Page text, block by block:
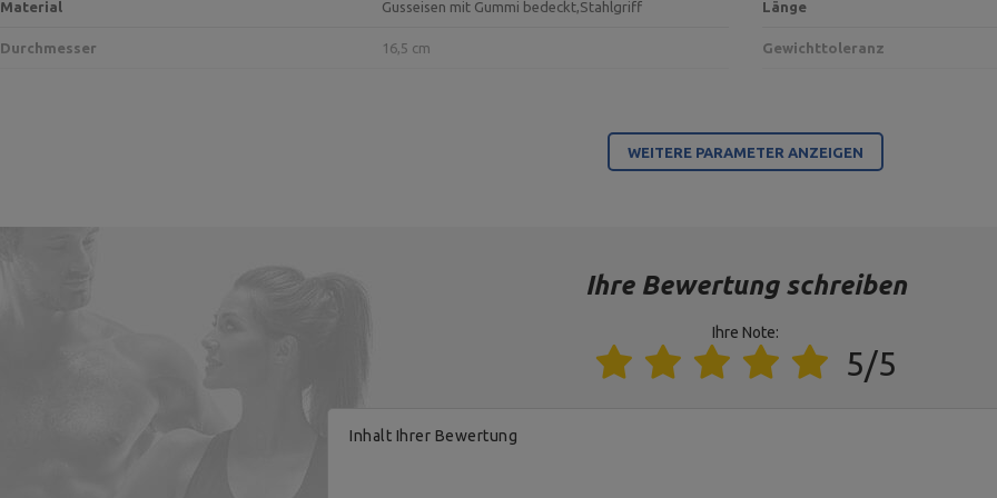
Material Gusseisen mit Gummi bedeckt,Stahlgriff Länge
Durchmesser 16,5 cm Gewichttoleranz
Für dieses Produkt verantwortliche Stelle in der EU
MARBO Ulikowski Spółka Komandytowa
WEITERE PARAMETER ANZEIGEN
Ihre Bewertung schreiben
Ihre Note:
5/5
Inhalt Ihrer Bewertung